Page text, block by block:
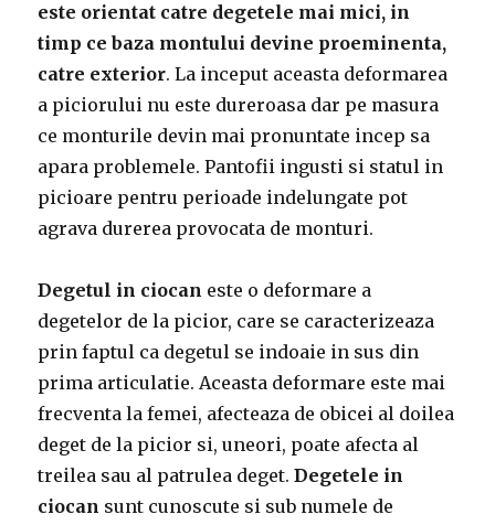
este orientat catre degetele mai mici, in
timp ce baza montului devine proeminenta,
catre exterior. La inceput aceasta deformarea
a piciorului nu este dureroasa dar pe masura
ce monturile devin mai pronuntate incep sa
apara problemele. Pantofii ingusti si statul in
picioare pentru perioade indelungate pot
agrava durerea provocata de monturi.
Degetul in ciocan este o deformare a
degetelor de la picior, care se caracterizeaza
prin faptul ca degetul se indoaie in sus din
prima articulatie. Aceasta deformare este mai
frecventa la femei, afecteaza de obicei al doilea
deget de la picior si, uneori, poate afecta al
treilea sau al patrulea deget. Degetele in
ciocan sunt cunoscute si sub numele de